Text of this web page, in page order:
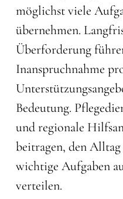
möglichst viele
übernehmen.
Überforderung
Inanspruchnahme
Bedeutung.
und regionale
beitragen, den
wichtige Aufgaben
verteilen.